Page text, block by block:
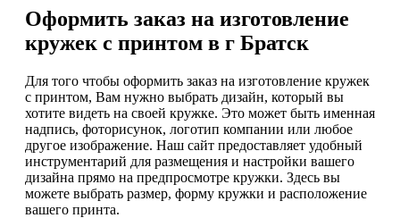
Оформить заказ на изготовление
кружек с принтом в г Братск
Для того чтобы оформить заказ на изготовление кружек
с принтом, Вам нужно выбрать дизайн, который вы
хотите видеть на своей кружке. Это может быть именная
надпись, фоторисунок, логотип компании или любое
другое изображение. Наш сайт предоставляет удобный
инструментарий для размещения и настройки вашего
дизайна прямо на предпросмотре кружки. Здесь вы
можете выбрать размер, форму кружки и расположение
вашего принта.